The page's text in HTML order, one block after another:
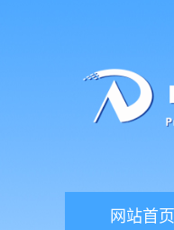
网站首页